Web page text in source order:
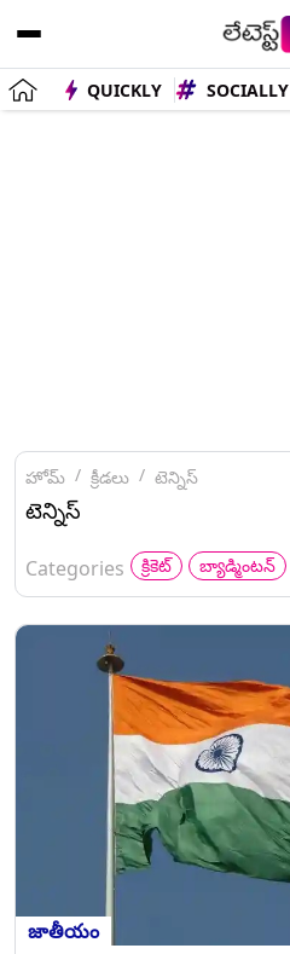
QUICKLY SOCIALLY
హోమ్ క్రీడలు టెన్నిస్
టెన్నిస్
Categories క్రికెట్ బ్యాడ్మింటన్
జాతీయం